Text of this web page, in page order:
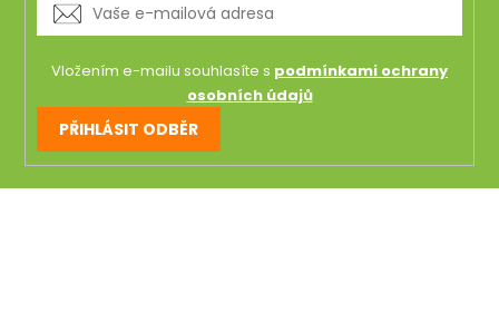
Vložením e-mailu souhlasíte s podmínkami ochrany
osobních údajů
PŘIHLÁSIT ODBĚR